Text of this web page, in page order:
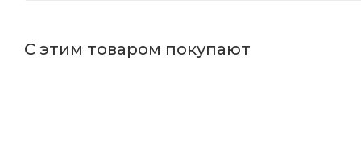
С этим товаром покупают